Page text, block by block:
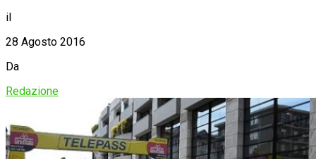
il
28 Agosto 2016
Da
Redazione